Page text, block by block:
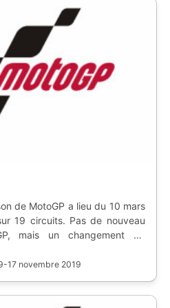
de MotoGP a lieu du 10 mars
19 circuits. Pas de nouveau
mais un changement de
2019 ajoute des courses de
-17 novembre 2019